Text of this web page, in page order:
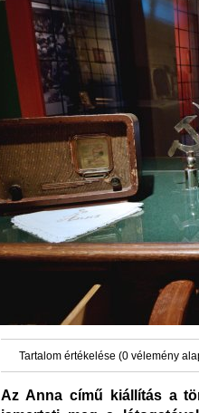
Tartalom értékelése (0 vélemény
Az Anna című kiállítás a